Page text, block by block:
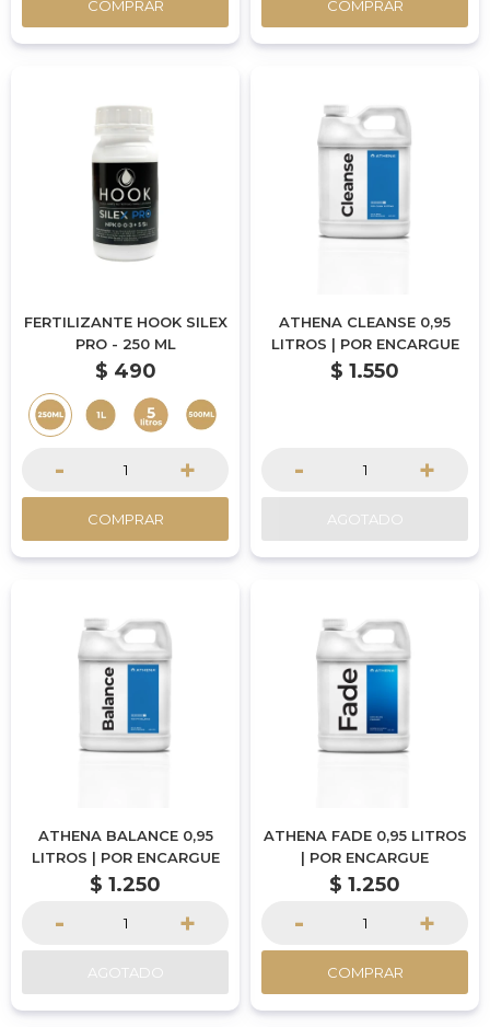
COMPRAR COMPRAR
FERTILIZANTE HOOK SILEX
PRO - 250 ML
$ 490
- +
COMPRAR
ATHENA CLEANSE 0,95
LITROS | POR ENCARGUE
$ 1.550
- +
AGOTADO
ATHENA BALANCE 0,95
LITROS | POR ENCARGUE
$ 1.250
- +
AGOTADO
ATHENA FADE 0,95 LITROS
| POR ENCARGUE
$ 1.250
- +
COMPRAR